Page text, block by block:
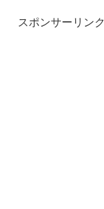
スポンサーリンク